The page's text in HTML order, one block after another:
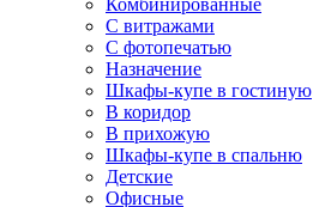
Комбинированные
С витражами
С фотопечатью
Назначение
Шкафы-купе в гостиную
В коридор
В прихожую
Шкафы-купе в спальню
Детские
Офисные